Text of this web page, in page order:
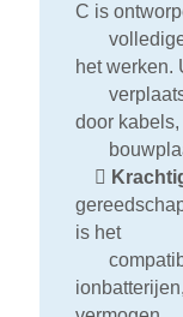
C is
volledige
het werken.
door

is het